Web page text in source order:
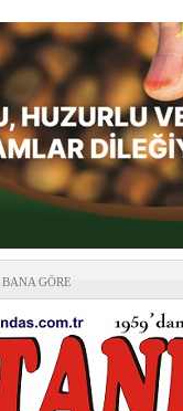
BANA GÖRE
Vezirköprü CHP’de istifa depremi
HAYATIN İÇİNDEN BESLENME
Kaybettiklerimiz